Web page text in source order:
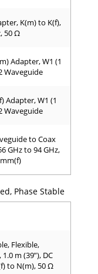
K(m) to K(f),
50 Ω
Adapter, W1 (1
Waveguide
Adapter, W1 (1
Waveguide
to Coax
GHz to 94 GHz,
Phase Stable
Flexible,
m (39”), DC
to N(m), 50 Ω